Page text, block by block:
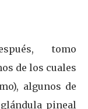
tomo
de los cuales
algunos de
pineal